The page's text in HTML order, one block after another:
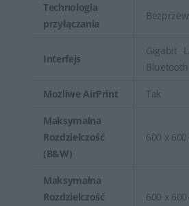
Technologia
przyłączania
Interfejs
Gigabit
Bluetooth
Mozliwe AirPrint Tak
Maksymalna
Rozdzielczość
(B&W)
600 x
Maksymalna
Rozdzielczość
600 x